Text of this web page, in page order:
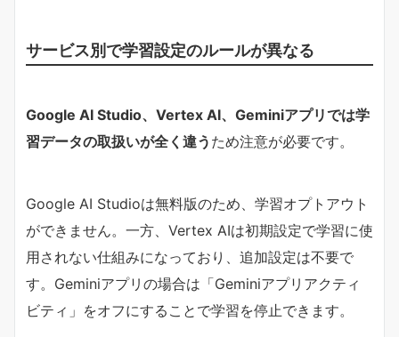
サービス別で学習設定のルールが異なる
Google AI Studio、Vertex AI、Geminiアプリでは学
習データの取扱いが全く違う ため注意が必要です。
Google AI Studioは無料版のため、学習オプトアウト
ができません。一方、Vertex AIは初期設定で学習に使
用されない仕組みになっており、追加設定は不要で
す。Geminiアプリの場合は「Geminiアプリアクティ
ビティ」をオフにすることで学習を停止できます。